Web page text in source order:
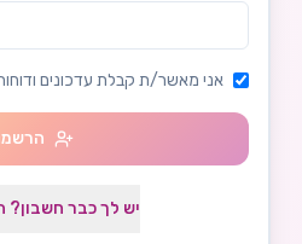
אני מאשר/ת קבלת עדכונים
יש לך כבר חשבון?